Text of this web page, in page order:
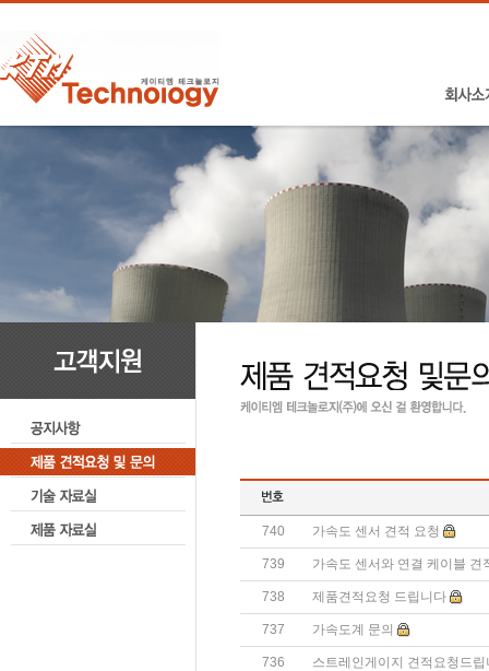
740 가속도 센서 견적 요청
739 가속도 센서와 연결 케이블
738 제품견적요청 드립니다
737 가속도계 문의
736 스트레인게이지 견적요청드립